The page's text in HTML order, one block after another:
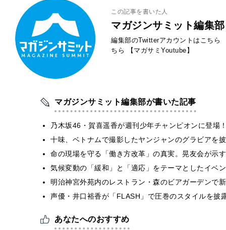
この記事を書いた人
マガジンサミット編集部
編集部のTwitterアカウントはこちら
ちら
【マガサミYoutube】
マガジンサミット編集部が書いた記事
乃木坂46・賀喜遥香が週刊少年チャンピオンに登
十味、ベトナムで撮影したヤンジャンのグラビアを
命の現場を守る「働き方改革」の真実。晃友会が示
気候変動の「緩和」と「適応」をテーマとしたイベ
明治神宮外苑内のレストラン・森のビアガーデンで
声優・井口裕香が「FLASH」で圧巻のスタイルを
あなたへのおすすめ